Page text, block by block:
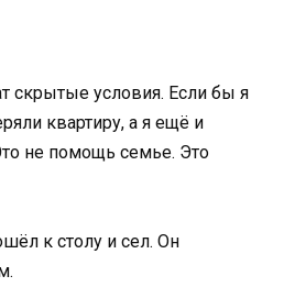
скрытые условия. Если бы я
квартиру, а я ещё и
не помощь семье. Это
к столу и сел. Он